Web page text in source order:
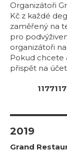
Organizátoři
Kč z každé
zaměřený na
pro
organizátoři
Pokud chcete
přispět na
2019
Grand